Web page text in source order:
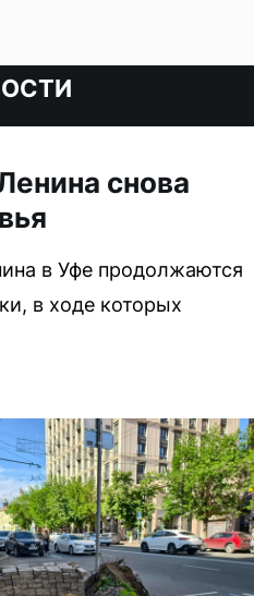
снова
в Уфе продолжаются
в ходе которых